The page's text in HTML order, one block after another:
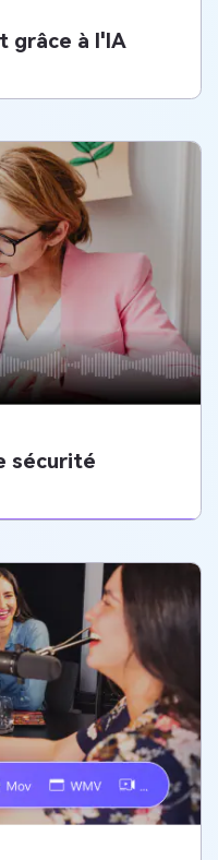
grâce à l'IA
grâce à l'IA
Media.io offre à tous
de réduction du bruit.
rapidement tout bruit
d'enseignement, ce qui
plus clairs et plus
sécurité
sécurité
grande importance à la
pouvez être certain que
les fichiers audio ou
supprimés au bout
télécharger vos
des questions de
!